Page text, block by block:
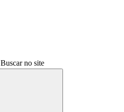
Buscar no site